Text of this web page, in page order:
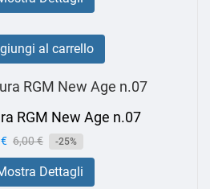
al carrello
RGM New Age n.07
Prezzo
base
6,00 € -25%
Dettagli